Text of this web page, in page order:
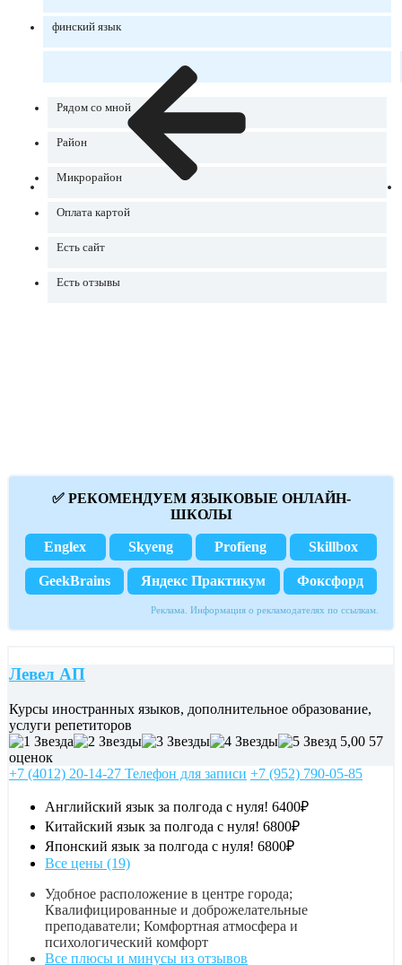
финский язык
Рядом со мной
Район
Микрорайон
Оплата картой
Есть сайт
Есть отзывы
✅ РЕКОМЕНДУЕМ ЯЗЫКОВЫЕ ОНЛАЙН-
ШКОЛЫ
Englex Skyeng Profieng Skillbox
GeekBrains Яндекс Практикум Фоксфорд
Реклама. Информация о рекламодателях по ссылкам.
Левел АП
Курсы иностранных языков, дополнительное образование,
услуги репетиторов
5,00 57
оценок
+7 (4012) 20-14-27 Телефон для записи +7 (952) 790-05-85
Английский язык за полгода с нуля! 6400₽
Китайский язык за полгода с нуля! 6800₽
Японский язык за полгода с нуля! 6800₽
Все цены (19)
Удобное расположение в центре города;
Квалифицированные и доброжелательные
преподаватели; Комфортная атмосфера и
психологический комфорт
Все плюсы и минусы из отзывов